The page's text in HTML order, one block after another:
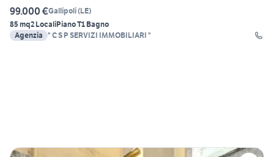
99.000 €Gallipoli(LE)
85 mq2 LocaliPiano T1 Bagno
Agenzia " C S P SERVIZI IMMOBILIARI "